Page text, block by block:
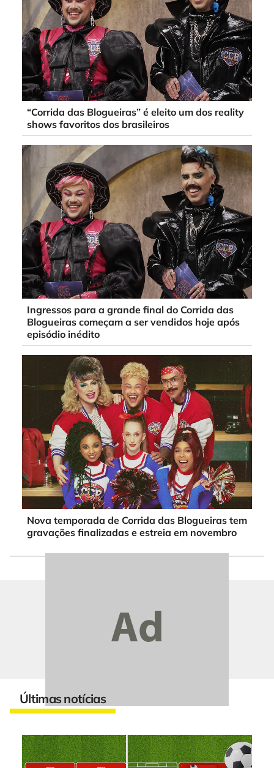
“Corrida das Blogueiras” é eleito um dos reality
shows favoritos dos brasileiros
Ingressos para a grande final do Corrida das
Blogueiras começam a ser vendidos hoje após
episódio inédito
Nova temporada de Corrida das Blogueiras tem
gravações finalizadas e estreia em novembro
Últimas notícias